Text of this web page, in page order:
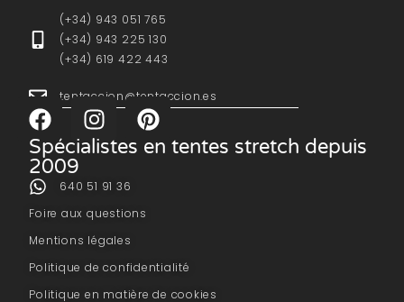
(+34) 943 051 765
(+34) 943 225 130
(+34) 619 422 443
tentaccion@tentaccion.es
Spécialistes en tentes stretch depuis
2009
640 51 91 36
Foire aux questions
Mentions légales
Politique de confidentialité
Politique en matière de cookies